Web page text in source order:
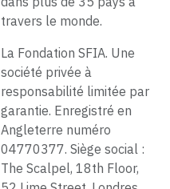
travers le monde.
La Fondation SFIA. Une
société privée à
responsabilité limitée par
garantie. Enregistré en
Angleterre numéro
04770377. Siège social :
The Scalpel, 18th Floor,